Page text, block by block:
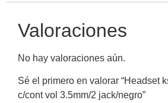
Valoraciones
No hay valoraciones aún.
Sé el primero en valorar “Headset
c/cont vol 3.5mm/2 jack/negro”